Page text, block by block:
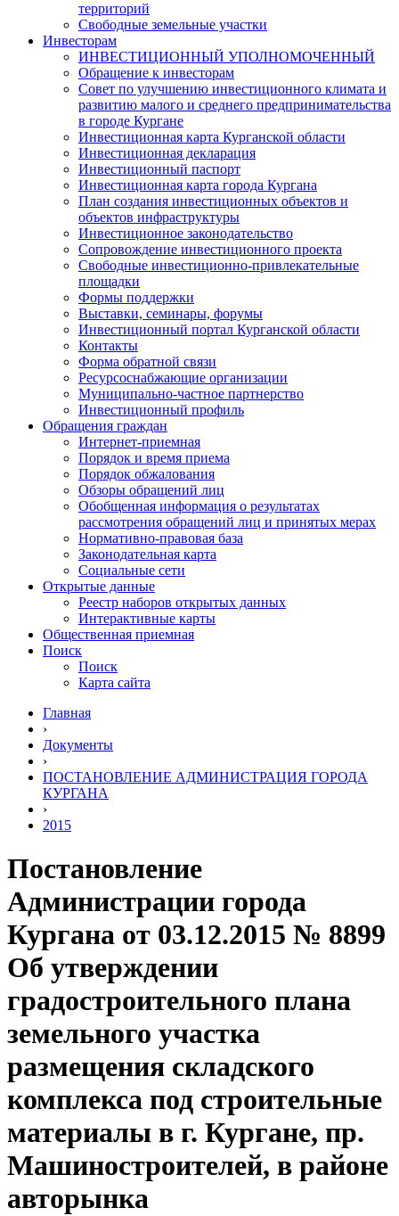
территорий
Свободные земельные участки
Инвесторам
ИНВЕСТИЦИОННЫЙ УПОЛНОМОЧЕННЫЙ
Обращение к инвесторам
Совет по улучшению инвестиционного климата и
развитию малого и среднего предпринимательства
в городе Кургане
Инвестиционная карта Курганской области
Инвестиционная декларация
Инвестиционный паспорт
Инвестиционная карта города Кургана
План создания инвестиционных объектов и
объектов инфраструктуры
Инвестиционное законодательство
Сопровождение инвестиционного проекта
Свободные инвестиционно-привлекательные
площадки
Формы поддержки
Выставки, семинары, форумы
Инвестиционный портал Курганской области
Контакты
Форма обратной связи
Ресурсоснабжающие организации
Муниципально-частное партнерство
Инвестиционный профиль
Обращения граждан
Интернет-приемная
Порядок и время приема
Порядок обжалования
Обзоры обращений лиц
Обобщенная информация о результатах
рассмотрения обращений лиц и принятых мерах
Нормативно-правовая база
Законодательная карта
Социальные сети
Открытые данные
Реестр наборов открытых данных
Интерактивные карты
Общественная приемная
Поиск
Поиск
Карта сайта
Главная
›
Документы
›
ПОСТАНОВЛЕНИЕ АДМИНИСТРАЦИЯ ГОРОДА
КУРГАНА
›
2015
Постановление
Администрации города
Кургана от 03.12.2015 № 8899
Об утверждении
градостроительного плана
земельного участка
размещения складского
комплекса под строительные
материалы в г. Кургане, пр.
Машиностроителей, в районе
авторынка